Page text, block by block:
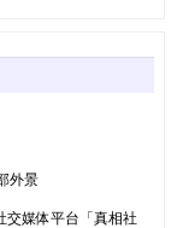
外景
交媒体平台「真相社